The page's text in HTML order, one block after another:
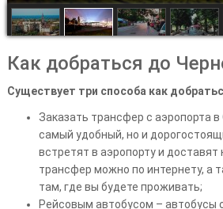
Как добраться до
Существует три способа как
Заказать трансфер с аэропорта
самый удобный, но и
встретят в аэропорту и доставят
трансфер можно по интернету, а
там, где вы будете проживать;
Рейсовым автобусом – автобусы